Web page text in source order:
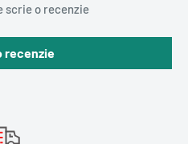
scrie o recenzie
recenzie